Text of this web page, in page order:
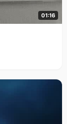
01:16